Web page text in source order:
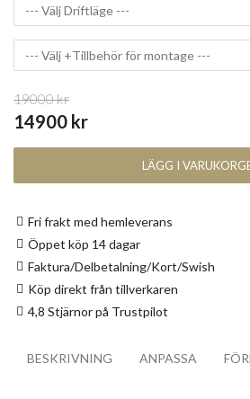
14900 kr
19000 kr
LÄGG I
Fri frakt med hemleverans
Öppet köp 14 dagar
Faktura/Delbetalning/Kort/Swish
Köp direkt från tillverkaren
4,8 Stjärnor på Trustpilot
BESKRIVNING ANPASSA